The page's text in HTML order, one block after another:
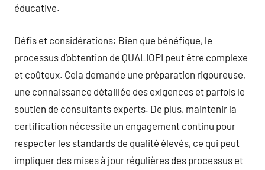
éducative.
Défis et considérations: Bien que bénéfique, le
processus d’obtention de QUALIOPI peut être complexe
et coûteux. Cela demande une préparation rigoureuse,
une connaissance détaillée des exigences et parfois le
soutien de consultants experts. De plus, maintenir la
certification nécessite un engagement continu pour
respecter les standards de qualité élevés, ce qui peut
impliquer des mises à jour régulières des processus et